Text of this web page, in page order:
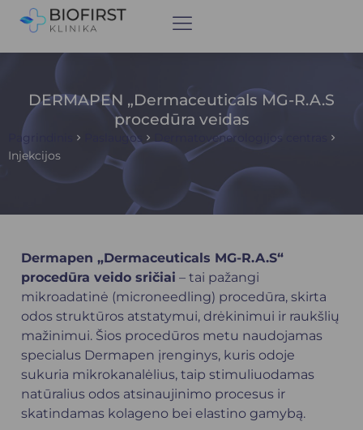
DERMAPEN „Dermaceuticals MG-R.A.S
procedūra veidas
Pagrindinis Paslaugos
Dermatovenerologijos centras
Injekcijos
Dermapen „Dermaceuticals MG-R.A.S“
procedūra veido sričiai – tai pažangi
mikroadatinė (microneedling) procedūra, skirta
odos struktūros atstatymui, drėkinimui ir raukšlių
mažinimui. Šios procedūros metu naudojamas
specialus Dermapen įrenginys, kuris odoje
sukuria mikrokanalėlius, taip stimuliuodamas
natūralius odos atsinaujinimo procesus ir
skatindamas kolageno bei elastino gamybą.